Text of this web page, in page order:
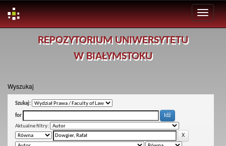
REPOZYTORIUM UNIWERSYTETU
W BIAŁYMSTOKU
Wyszukaj
Szukaj:
for
Aktualne filtry: